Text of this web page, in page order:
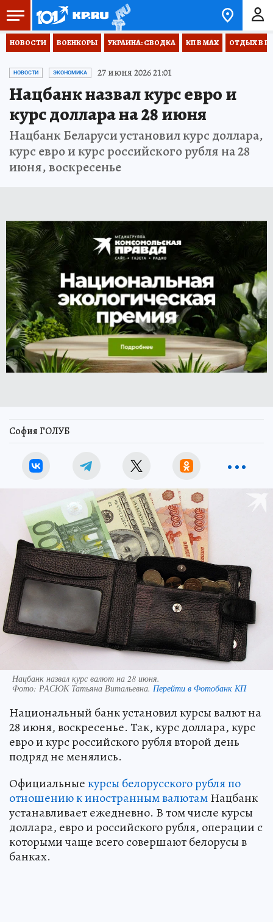
НОВОСТИ ВОЕНКОРЫ УКРАИНА: СВОДКА КП В МАХ ОТДЫХ В
НОВОСТИ ЭКОНОМИКА 27 июня 2026 21:01
Нацбанк назвал курс евро и
курс доллара на 28 июня
Нацбанк Беларуси установил курс доллара,
курс евро и курс российского рубля на 28
июня, воскресенье
София ГОЛУБ
Нацбанк назвал курс валют на 28 июня.
Фото: РАСЮК Татьяна Витальевна. Перейти в Фотобанк КП
Национальный банк установил курсы валют на
28 июня, воскресенье. Так, курс доллара, курс
евро и курс российского рубля второй день
подряд не менялись.
Официальныекурсы белорусского рубля по
отношению к иностранным валютамНацбанк
устанавливает ежедневно. В том числе курсы
доллара, евро и российского рубля, операции с
которыми чаще всего совершают белорусы в
банках.